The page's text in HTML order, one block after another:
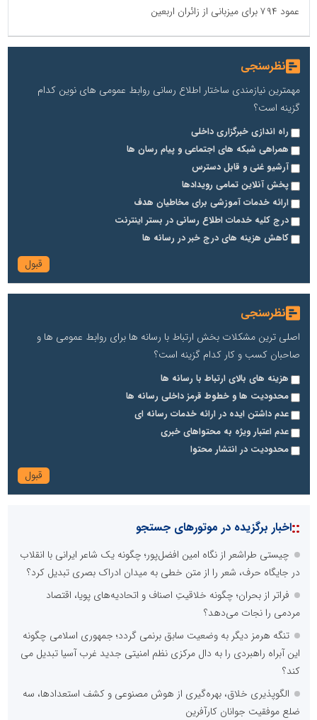
پایگاه اطلاع رسانی اعتلای نهادهای مردمی
پایگاه اطلاع رسانی دریا و نفت
پایگاه آموزشی دکتر ناهید خوشنویس
پایگاه خبری گفتمان فارس
تریبون
انتشار گسترده محتوا در رسانه گزارش خبر
تسمینو
تِسمینو، پلتفرم تخصصی رپورتاژ آگهی، تولید محتوا و سفارش بک لینک
آتش نشانی و خدمات ایمنی
مسعودصادقی
محمدعلی کرمعلی
محمدحسین فلاح زاده
امیرحسین باقری
مشاور و مدرس بورس
عمود ۷۹۴ برای میزبانی از زائران اربعین
نظرسنجی
مهمترین نیازمندی ساختار اطلاع رسانی روابط عمومی های نوین کدام
گزینه است؟
راه اندازی خبرگزاری داخلی
همراهی شبکه های اجتماعی و پیام رسان ها
آرشیو غنی و قابل دسترس
پخش آنلاین تمامی رویدادها
ارائه خدمات آموزشی برای مخاطیان هدف
درج کلیه خدمات اطلاع رسانی در بستر اینترنت
کاهش هزینه های درج خبر در رسانه ها
نظرسنجی
اصلی ترین مشکلات بخش ارتباط با رسانه ها برای روابط عمومی ها و
صاحبان کسب و کار کدام گزینه است؟
هزینه های بالای ارتباط با رسانه ها
محدودیت ها و خطوط قرمز داخلی رسانه ها
عدم داشتن ایده در ارائه خدمات رسانه ای
عدم اعتبار ویژه به محتواهای خبری
محدودیت در انتشار محتوا
::اخبار برگزیده در موتورهای جستجو
چیستی طراشعر از نگاه امین افضل‌پور؛ چگونه یک شاعر ایرانی با انقلاب
در جایگاه حرف، شعر را از متن خطی به میدان ادراک بصری تبدیل کرد؟
فراتر از بحران؛ چگونه خلاقیتِ اصناف و اتحادیه‌های پویا، اقتصاد
مردمی را نجات می‌دهد؟
تنگه هرمز دیگر به وضعیت سابق برنمی گردد؛ جمهوری اسلامی چگونه
این آبراه راهبردی را به دال مرکزی نظم امنیتی جدید غرب آسیا تبدیل می
کند؟
الگوپذیری خلاق، بهره‌گیری از هوش مصنوعی و کشف استعدادها، سه
ضلع موفقیت جوانان کارآفرین